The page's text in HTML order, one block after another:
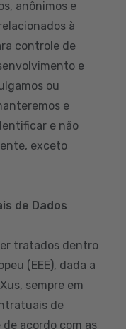
anônimos e
à
controle de
e
ou
e
e não
exceto
de Dados
tratados dentro
(EEE), dada a
sempre em
de
acordo com as